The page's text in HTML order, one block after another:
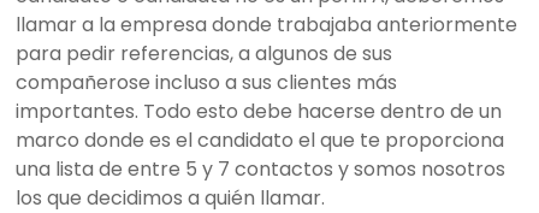
llamar a la empresa donde trabajaba anteriormente
para pedir referencias, a algunos de sus
compañerose incluso a sus clientes más
importantes. Todo esto debe hacerse dentro de un
marco donde es el candidato el que te proporciona
una lista de entre 5 y 7 contactos y somos nosotros
los que decidimos a quién llamar.